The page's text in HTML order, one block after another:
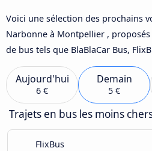
Voici une sélection des prochains
Narbonne à Montpellier ,
de bus tels que BlaBlaCar Bus,
Aujourd'hui
6 €
Demain
5 €
Trajets en bus les moins
FlixBus